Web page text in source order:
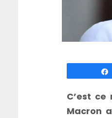
C’est
Macron